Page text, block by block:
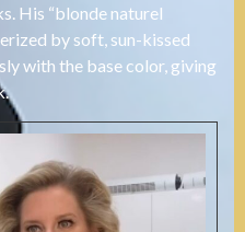
His “blonde naturel
by soft, sun-kissed
with the base color, giving